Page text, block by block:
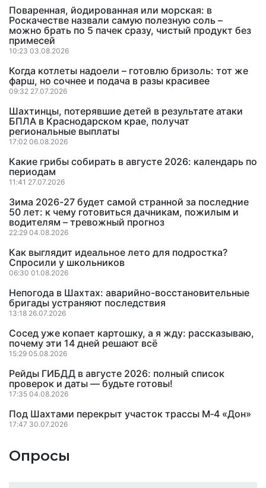
Поваренная, йодированная или морская: в
Роскачестве назвали самую полезную соль –
можно брать по 5 пачек сразу, чистый продукт без
примесей
10:23 03.08.2026
Когда котлеты надоели – готовлю бризоль: тот же
фарш, но сочнее и подача в разы красивее
09:32 27.07.2026
Шахтинцы, потерявшие детей в результате атаки
БПЛА в Краснодарском крае, получат
региональные выплаты
17:02 06.08.2026
Какие грибы собирать в августе 2026: календарь по
периодам
11:41 27.07.2026
Зима 2026-27 будет самой странной за последние
50 лет: к чему готовиться дачникам, пожилым и
водителям – тревожный прогноз
22:29 04.08.2026
Как выглядит идеальное лето для подростка?
Спросили у школьников
06:30 01.08.2026
Непогода в Шахтах: аварийно-восстановительные
бригады устраняют последствия
13:18 26.07.2026
Сосед уже копает картошку, а я жду: рассказываю,
почему эти 14 дней решают всё
15:29 05.08.2026
Рейды ГИБДД в августе 2026: полный список
проверок и даты — будьте готовы!
17:35 04.08.2026
Под Шахтами перекрыт участок трассы М‑4 «Дон»
17:47 30.07.2026
Опросы